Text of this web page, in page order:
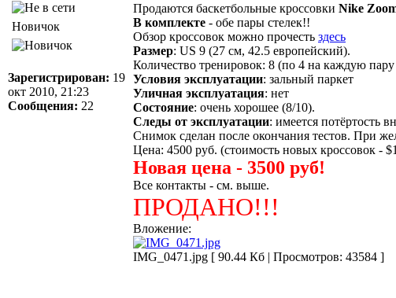
Новичок
Зарегистрирован: 19
окт 2010, 21:23
Сообщения: 22
Продаются баскетбольные кроссовки Nike
В комплекте - обе пары стелек!!
Обзор кроссовок можно прочесть здесь
Размер: US 9 (27 см, 42.5 европейский).
Количество тренировок: 8 (по 4 на каждую пару
Условия эксплуатации: зальный паркет
Уличная эксплуатация: нет
Состояние: очень хорошее (8/10).
Следы от эксплуатации: имеется потёртость
Снимок сделан после окончания тестов. При
Цена: 4500 руб. (стоимость новых кроссовок -
Новая цена - 3500 руб!
Все контакты - см. выше.
ПРОДАНО!!!
Вложение:
IMG_0471.jpg [ 90.44 Кб | Просмотров: 43584 ]